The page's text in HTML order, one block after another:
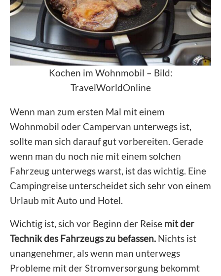
Kochen im Wohnmobil – Bild:
TravelWorldOnline
Wenn man zum ersten Mal mit einem
Wohnmobil oder Campervan unterwegs ist,
sollte man sich darauf gut vorbereiten. Gerade
wenn man du noch nie mit einem solchen
Fahrzeug unterwegs warst, ist das wichtig. Eine
Campingreise unterscheidet sich sehr von einem
Urlaub mit Auto und Hotel.
Wichtig ist, sich vor Beginn der Reise mit der
Technik des Fahrzeugs zu befassen. Nichts ist
unangenehmer, als wenn man unterwegs
Probleme mit der Stromversorgung bekommt